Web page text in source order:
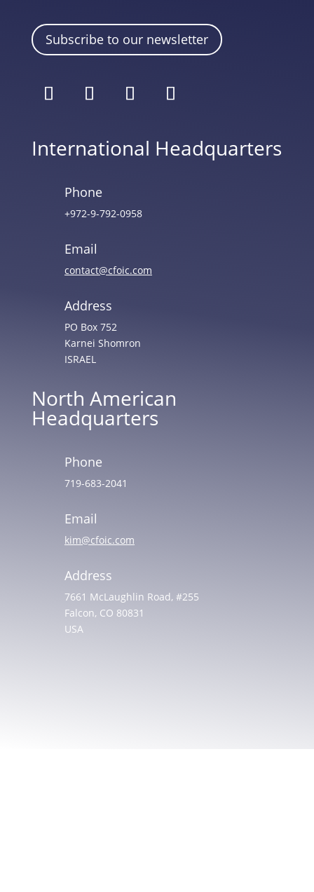
Subscribe to our newsletter
International Headquarters
Phone
+972-9-792-0958
Email
contact@cfoic.com
Address
PO Box 752
Karnei Shomron
ISRAEL
North American
Headquarters
Phone
719-683-2041
Email
kim@cfoic.com
Address
7661 McLaughlin Road, #255
Falcon, CO 80831
USA